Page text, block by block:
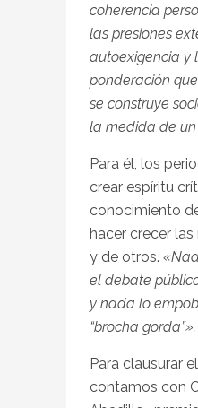
coherencia
las presiones
autoexigencia y
ponderación
se construye
la medida de
Para él, los
crear espíritu
conocimiento
hacer crecer
y de otros.
el debate
y nada lo
“brocha gorda”».
Para clausurar
contamos con